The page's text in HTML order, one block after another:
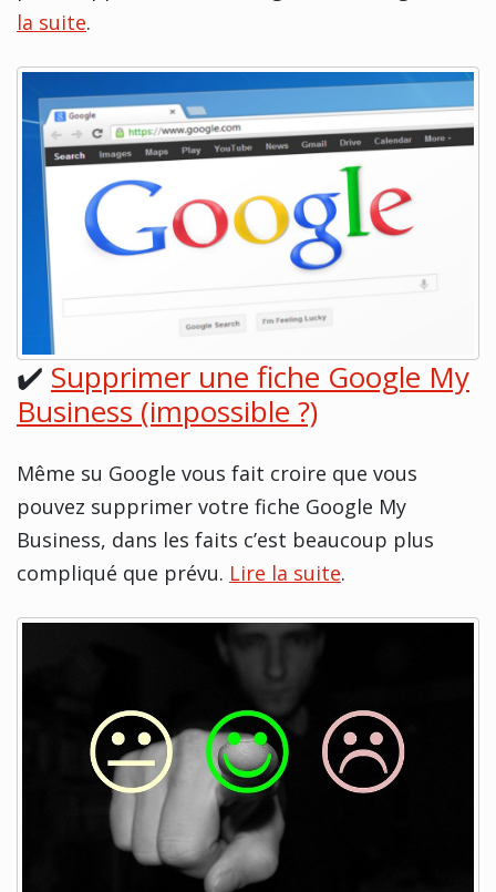
la suite.
✔️ Supprimer une fiche Google My
Business (impossible ?)
Même su Google vous fait croire que vous
pouvez supprimer votre fiche Google My
Business, dans les faits c’est beaucoup plus
compliqué que prévu. Lire la suite.